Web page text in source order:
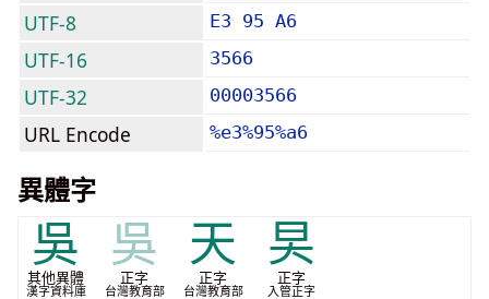
UTF-8 E3 95 A6
UTF-16 3566
UTF-32 00003566
URL Encode %e3%95%a6
異體字
吳
其他異體
漢字資料庫
吳
正字
台灣教育部
天
正字
台灣教育部
旲
正字
入管正字